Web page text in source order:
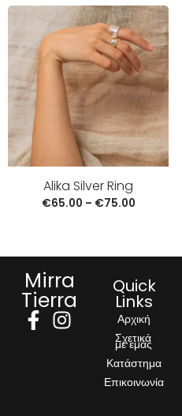
Alika Silver Ring
€65.00 – €75.00
Mirra
Tierra
Quick
Links
Αρχική
Σχετικά
με εμάς
Κατάστημα
Επικοινωνία